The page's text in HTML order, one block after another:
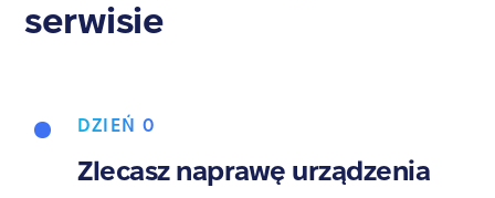
serwisie
DZIEŃ 0
Zlecasz naprawę urządzenia